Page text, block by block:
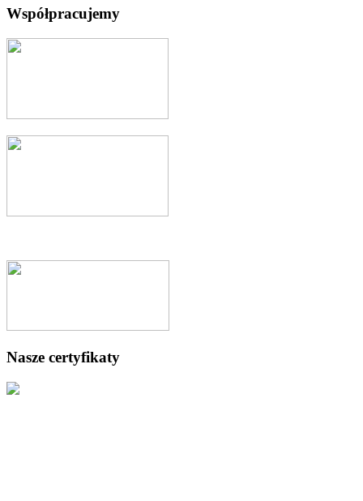
Współpracujemy
Nasze certyfikaty